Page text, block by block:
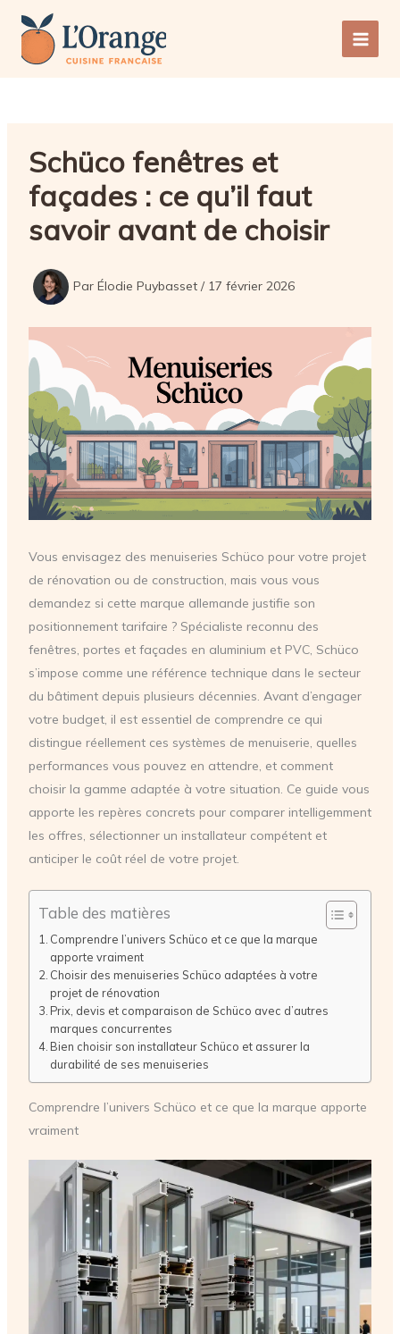
contenu
Main
Schüco fenêtres et
façades : ce qu’il faut
savoir avant de choisir
Par Élodie Puybasset / 17 février 2026
Vous envisagez des menuiseries Schüco pour votre projet
de rénovation ou de construction, mais vous vous
demandez si cette marque allemande justifie son
positionnement tarifaire ? Spécialiste reconnu des
fenêtres, portes et façades en aluminium et PVC, Schüco
s’impose comme une référence technique dans le secteur
du bâtiment depuis plusieurs décennies. Avant d’engager
votre budget, il est essentiel de comprendre ce qui
distingue réellement ces systèmes de menuiserie, quelles
performances vous pouvez en attendre, et comment
choisir la gamme adaptée à votre situation. Ce guide vous
apporte les repères concrets pour comparer intelligemment
les offres, sélectionner un installateur compétent et
anticiper le coût réel de votre projet.
Table des matières
Comprendre l’univers Schüco et ce que la marque
apporte vraiment
Choisir des menuiseries Schüco adaptées à votre
projet de rénovation
Prix, devis et comparaison de Schüco avec d’autres
marques concurrentes
Bien choisir son installateur Schüco et assurer la
durabilité de ses menuiseries
Comprendre l’univers Schüco et ce que la marque apporte
vraiment